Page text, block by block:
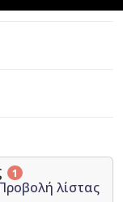
1
λίστας